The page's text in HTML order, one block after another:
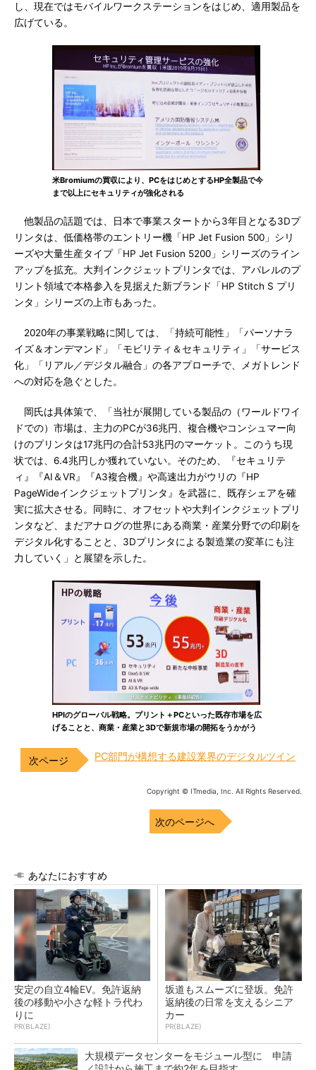
し、現在ではモバイルワークステーションをはじめ、適用製品を
広げている。
米Bromiumの買収により、PCをはじめとするHP全製品で今
まで以上にセキュリティが強化される
他製品の話題では、日本で事業スタートから3年目となる3Dプ
リンタは、低価格帯のエントリー機「HP Jet Fusion 500」シリ
ーズや大量生産タイプ「HP Jet Fusion 5200」シリーズのライン
アップを拡充。大判インクジェットプリンタでは、アパレルのプ
リント領域で本格参入を見据えた新ブランド「HP Stitch S プリ
ンタ」シリーズの上市もあった。
2020年の事業戦略に関しては、「持続可能性」「パーソナラ
イズ＆オンデマンド」「モビリティ＆セキュリティ」「サービス
化」「リアル／デジタル融合」の各アプローチで、メガトレンド
への対応を急ぐとした。
岡氏は具体策で、「当社が展開している製品の（ワールドワイ
ドでの）市場は、主力のPCが36兆円、複合機やコンシュマー向
けのプリンタは17兆円の合計53兆円のマーケット。このうち現
状では、6.4兆円しか獲れていない。そのため、『セキュリテ
ィ』『AI＆VR』『A3複合機』や高速出力がウリの『HP
PageWideインクジェットプリンタ』を武器に、既存シェアを確
実に拡大させる。同時に、オフセットや大判インクジェットプリ
ンタなど、まだアナログの世界にある商業・産業分野での印刷を
デジタル化することと、3Dプリンタによる製造業の変革にも注
力していく」と展望を示した。
HPIのグローバル戦略。プリント＋PCといった既存市場を広
げることと、商業・産業と3Dで新規市場の開拓をうかがう
PC部門が構想する建設業界のデジタルツイン
Copyright © ITmedia, Inc. All Rights Reserved.
次のページへ
あなたにおすすめ
安定の自立4輪EV。免許返納
後の移動や小さな軽トラ代わ
りに
PR(BLAZE)
坂道もスムーズに登坂。免許
返納後の日常を支えるシニア
カー
PR(BLAZE)
大規模データセンターをモジュール型に 申請